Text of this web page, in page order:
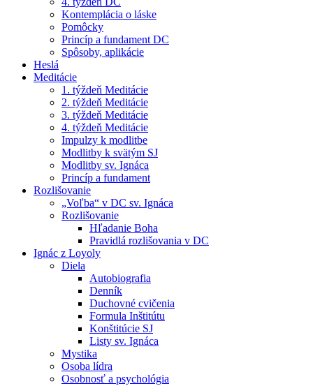
Kontemplácia o láske
Pomôcky
Princíp a fundament DC
Spôsoby, aplikácie
Heslá
Meditácie
1. týždeň Meditácie
2. týždeň Meditácie
3. týždeň Meditácie
4. týždeň Meditácie
Impulzy k modlitbe
Modlitby k svätým SJ
Modlitby sv. Ignáca
Princíp a fundament
Rozlišovanie
„Voľba“ v DC sv. Ignáca
Rozlišovanie
Hľadanie Boha
Pravidlá rozlišovania v DC
Ignác z Loyoly
Diela
Autobiografia
Denník
Duchovné cvičenia
Formula Inštitútu
Konštitúcie SJ
Listy sv. Ignáca
Mystika
Osoba lídra
Osobnosť a psychológia